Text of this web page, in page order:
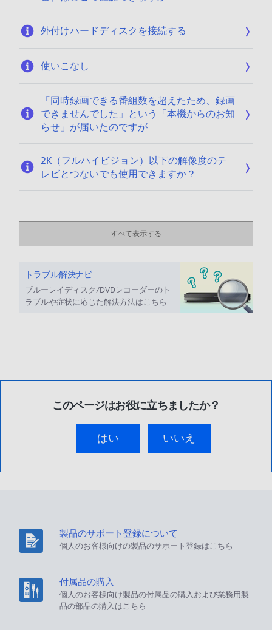
外付けハードディスクを接続する
使いこなし
「同時録画できる番組数を超えたため、録画
できませんでした」という「本機からのお知
らせ」が届いたのですが
2K（フルハイビジョン）以下の解像度のテ
レビとつないでも使用できますか？
すべて表示する
トラブル解決ナビ
ブルーレイディスク/DVDレコーダーのト
ラブルや症状に応じた解決方法はこちら
このページはお役に立ちましたか？
はい いいえ
製品のサポート登録について
個人のお客様向けの製品のサポート登録はこちら
付属品の購入
個人のお客様向け製品の付属品の購入および業務用製
品の部品の購入はこちら